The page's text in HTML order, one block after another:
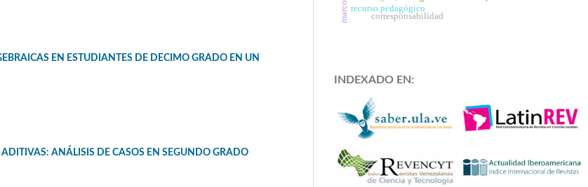
EN ESTUDIANTES DE DECIMO GRADO EN UN
ANÁLISIS DE CASOS EN SEGUNDO GRADO
recurso pedagógico
corresponsabilidad
INDEXADO EN: